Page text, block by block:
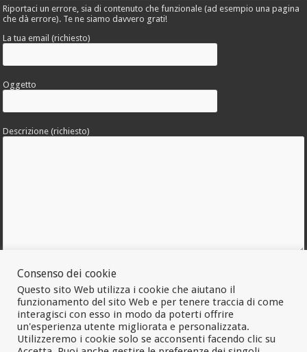
Riportaci un errore, sia di contenuto che funzionale (ad esempio una pagina
che dà errore). Te ne siamo davvero grati!
La tua email (richiesto)
Oggetto
Descrizione (richiesto)
Allega una foto dell'errore
Consenso dei cookie
Questo sito Web utilizza i cookie che aiutano il
funzionamento del sito Web e per tenere traccia di come
interagisci con esso in modo da poterti offrire
un'esperienza utente migliorata e personalizzata.
Utilizzeremo i cookie solo se acconsenti facendo clic su